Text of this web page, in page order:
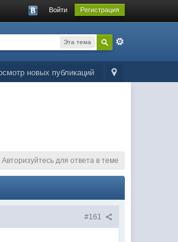
Войти Регистрация
Эта тема
новых публикаций
Авторизуйтесь для ответа в теме
#161